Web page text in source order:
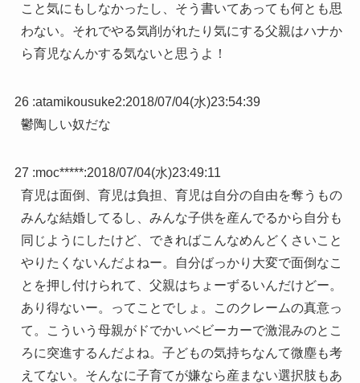
こと気にもしなかったし、そう書いてあっても何とも思
わない。それでやる気削がれたり気にする父親はハナか
ら育児なんかする気ないと思うよ！
26 :atamikousuke2:2018/07/04(水)23:54:39
鬱陶しい奴だな
27 :moc*****:2018/07/04(水)23:49:11
育児は面倒、育児は負担、育児は自分の自由を奪うもの
みんな結婚してるし、みんな子供を産んでるから自分も
同じようにしたけど、できればこんなめんどくさいこと
やりたくないんだよねー。自分ばっかり大変で面倒なこ
とを押し付けられて、父親はちょーずるいんだけどー。
あり得ないー。ってことでしょ。このクレームの真意っ
て。こういう母親がドでかいベビーカーで激混みのとこ
ろに突進するんだよね。子どもの気持ちなんて微塵も考
えてない。そんなに子育てが嫌なら産まない選択肢もあ